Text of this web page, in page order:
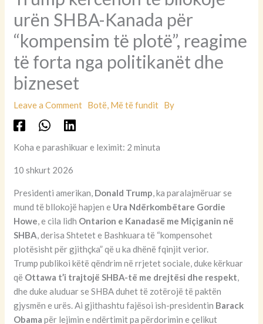
urën SHBA-Kanada për
“kompensim të plotë”, reagime
të forta nga politikanët dhe
bizneset
Leave a Comment Botë Më të fundit By
Koha e parashikuar e leximit: 2 minuta
10 shkurt 2026
Presidenti amerikan, Donald Trump, ka paralajmëruar se
mund të bllokojë hapjen e Ura Ndërkombëtare Gordie
Howe, e cila lidh Ontarion e Kanadasë me Miçiganin në
SHBA, derisa Shtetet e Bashkuara të “kompensohet
plotësisht për gjithçka” që u ka dhënë fqinjit verior.
Trump publikoi këtë qëndrim në rrjetet sociale, duke kërkuar
që Ottawa t’i trajtojë SHBA-të me drejtësi dhe respekt,
dhe duke aluduar se SHBA duhet të zotërojë të paktën
gjysmën e urës. Ai gjithashtu fajësoi ish-presidentin Barack
Obama për lejimin e ndërtimit pa përdorimin e çelikut